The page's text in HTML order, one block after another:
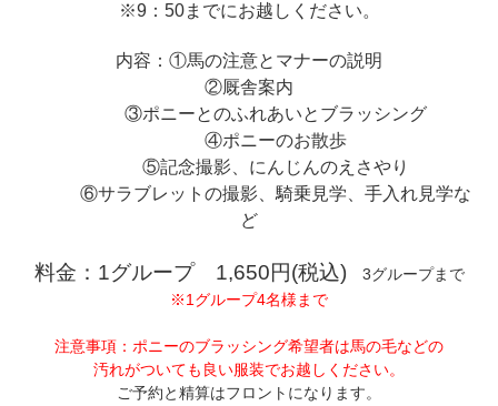
※9：50までにお越しください。
内容：①馬の注意とマナーの説明
②厩舎案内
③ポニーとのふれあいとブラッシング
④ポニーのお散歩
⑤記念撮影、にんじんのえさやり
⑥サラブレットの撮影、騎乗見学、手入れ見学な
ど
料金：1グループ 1,650円(税込)3グループまで
※1グループ4名様まで
注意事項：ポニーのブラッシング希望者は馬の毛などの
汚れがついても良い服装でお越しください。
ご予約と精算はフロントになります。